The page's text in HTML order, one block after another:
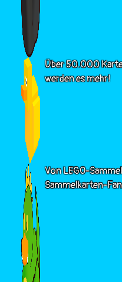
Über 50.000
werden es mehr!
Von LEGO-
Sammelkarten-